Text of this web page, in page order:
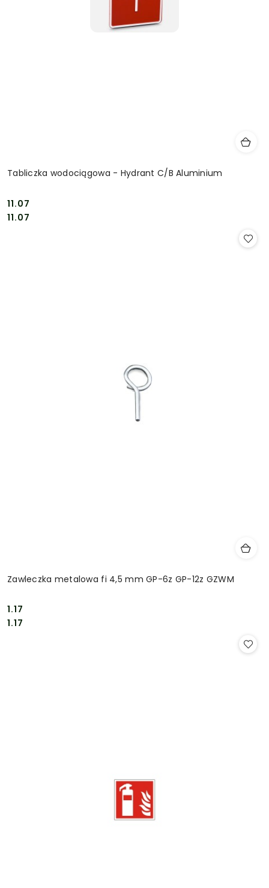
Tabliczka wodociągowa - Hydrant C/B Aluminium
Cena:
11.07
Cena:
11.07
Zawleczka metalowa fi 4,5 mm GP-6z GP-12z GZWM
Cena:
1.17
Cena:
1.17